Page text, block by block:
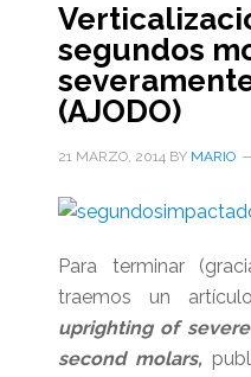
el
AJODO
(julio
2014)
segundos
(AJODO)
21 MARZO, 2014BY MARIO
Para terminar
traemos un
uprighting of
second molars,